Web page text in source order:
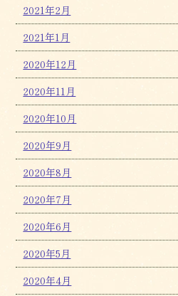
2021年2月
2021年1月
2020年12月
2020年11月
2020年10月
2020年9月
2020年8月
2020年7月
2020年6月
2020年5月
2020年4月